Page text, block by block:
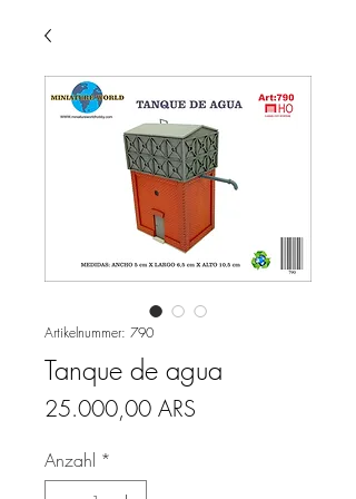
Artikelnummer: 790
Tanque de agua
25.000,00 ARS
Anzahl *